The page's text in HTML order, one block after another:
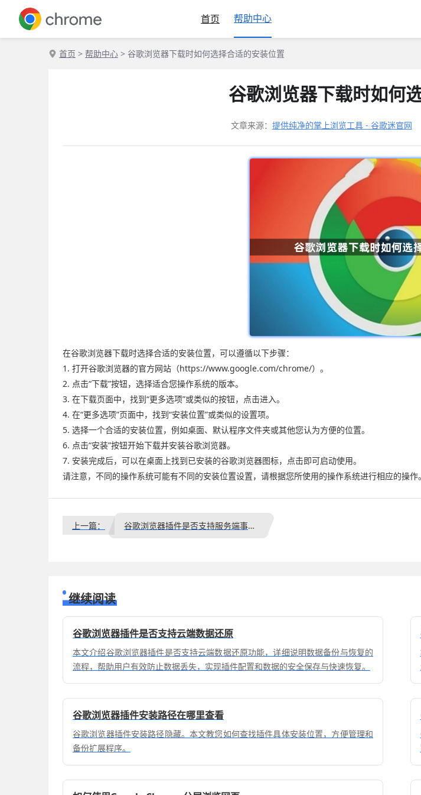
首页 帮助中心
首页 > 帮助中心 > 谷歌浏览器下载时如何选择合适的安装位置
谷歌浏览器下载时如何
文章来源： 提供纯净的掌上浏览工具 - 谷歌迷官网
在谷歌浏览器下载时选择合适的安装位置，可以遵循以下步骤：
1. 打开谷歌浏览器的官方网站（https://www.google.com/chrome/）。
2. 点击“下载”按钮，选择适合您操作系统的版本。
3. 在下载页面中，找到“更多选项”或类似的按钮，点击进入。
4. 在“更多选项”页面中，找到“安装位置”或类似的设置项。
5. 选择一个合适的安装位置，例如桌面、默认程序文件夹或其他您认为方便的位置。
6. 点击“安装”按钮开始下载并安装谷歌浏览器。
7. 安装完成后，可以在桌面上找到已安装的谷歌浏览器图标，点击即可启动使用。
请注意，不同的操作系统可能有不同的安装位置设置，请根据您所使用的操作系统进行相应的操作。
上一篇： 谷歌浏览器插件是否支持服务端事件推送处理
继续阅读
谷歌浏览器插件是否支持云端数据还原
本文介绍谷歌浏览器插件是否支持云端数据还原功能，详细说明数据备份与恢复的
流程，帮助用户有效防止数据丢失，实现插件配置和数据的安全保存与快速恢复。
谷歌浏览器插件安装路径在哪里查看
谷歌浏览器插件安装路径隐藏。本文教您如何查找插件具体安装位置，方便管理和
备份扩展程序。